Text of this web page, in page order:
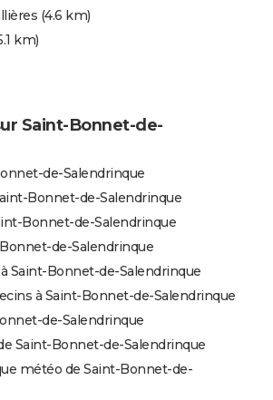
(4.6 km)
km)
Saint-Bonnet-de-
de-Salendrinque
Bonnet-de-Salendrinque
Bonnet-de-Salendrinque
de-Salendrinque
Saint-Bonnet-de-Salendrinque
à Saint-Bonnet-de-Salendrinque
de-Salendrinque
Saint-Bonnet-de-Salendrinque
météo de Saint-Bonnet-de-